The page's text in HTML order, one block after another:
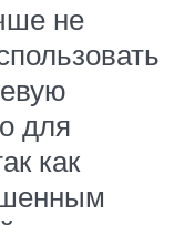
не
для
как